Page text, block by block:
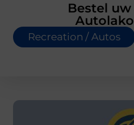
Bestel
Recreation / Autos